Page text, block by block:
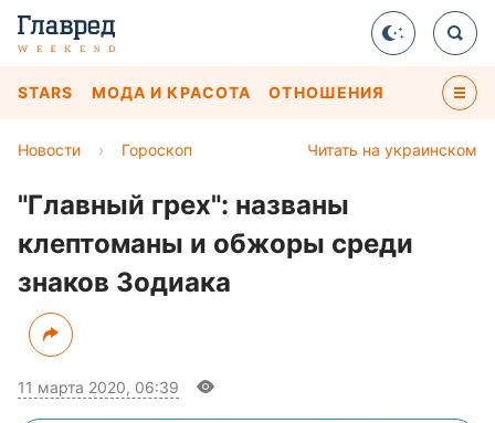
STARS МОДА И КРАСОТА ОТНОШЕНИЯ
Читать на украинском
Новости › Гороскоп
"Главный грех": названы
клептоманы и обжоры среди
знаков Зодиака
11 марта 2020, 06:39